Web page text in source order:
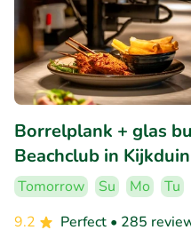
Borrelplank + glas
Beachclub in Kijkduin
Tomorrow Su Mo Tu
9.2
Perfect • 285